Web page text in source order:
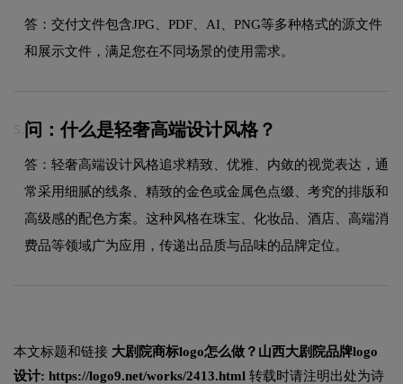
答：交付文件包含JPG、PDF、AI、PNG等多种格式的源文件
和展示文件，满足您在不同场景的使用需求。
5. 问：什么是轻奢高端设计风格？
答：轻奢高端设计风格追求精致、优雅、内敛的视觉表达，通
常采用细腻的线条、精致的金色或金属色点缀、考究的排版和
高级感的配色方案。这种风格在珠宝、化妆品、酒店、高端消
费品等领域广为应用，传递出品质与品味的品牌定位。
本文标题和链接 大剧院商标logo怎么做？山西大剧院品牌logo
设计: https://logo9.net/works/2413.html 转载时请注明出处为诗